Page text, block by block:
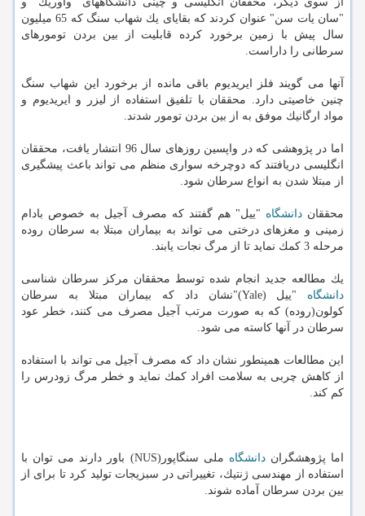
"سان یات سن" عنوان كردند كه بقایای یك شهاب سنگ كه 65 میلیون
سال پیش با زمین برخورد كرده قابلیت از بین بردن تومورهای
سرطانی را داراست.
آنها می گویند فلز ایریدیوم باقی مانده از برخورد این شهاب سنگ
چنین خاصیتی دارد. محققان با تلفیق استفاده از لیزر و ایریدیوم و
مواد ارگانیك موفق به از بین بردن تومور شدند.
اما در پژوهشی كه در واپسین روزهای سال 96 انتشار یافت، محققان
انگلیسی دریافتند كه دوچرخه سواری منظم می تواند باعث پیشگیری
از مبتلا شدن به انواع سرطان شود.
محققان دانشگاه "ییل" هم گفتند كه مصرف آجیل به خصوص بادام
زمینی و مغزهای درختی می تواند به بیماران مبتلا به سرطان روده
مرحله 3 كمك نماید تا از مرگ نجات یابند.
یك مطالعه جدید انجام شده توسط محققان مركز سرطان شناسی
دانشگاه
"ییل (Yale)"نشان داد كه بیماران مبتلا به سرطان
كولون(روده) كه به صورت مرتب آجیل مصرف می كنند، خطر عود
سرطان در آنها كاسته می شود.
این مطالعات همینطور نشان داد كه مصرف آجیل می تواند با استفاده
از كاهش چربی به سلامت افراد كمك نماید و خطر مرگ زودرس را
كم كند.
اما پژوهشگراندانشگاه
ملی سنگاپور(NUS) باور دارند می توان با
استفاده از مهندسی ژنتیك، تغییراتی در سبزیجات تولید كرد تا برای از
بین بردن سرطان آماده شوند.